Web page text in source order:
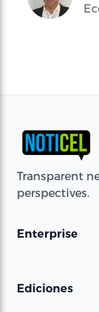
Transparent
perspectives.
Enterprise
Ediciones